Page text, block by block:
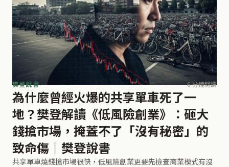
樊登說書 6 分鐘閱讀
為什麼曾經火爆的共享單車死了一
地？樊登解讀《低風險創業》：砸大
錢搶市場，掩蓋不了「沒有秘密」的
致命傷｜樊登說書
共享單車燒錢搶市場很快，低風險創業更要先檢查商業模式有沒